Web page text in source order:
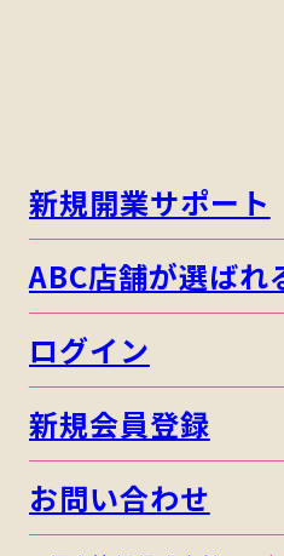
新規開業サポート
ABC店舗が選ばれ
ログイン
新規会員登録
お問い合わせ